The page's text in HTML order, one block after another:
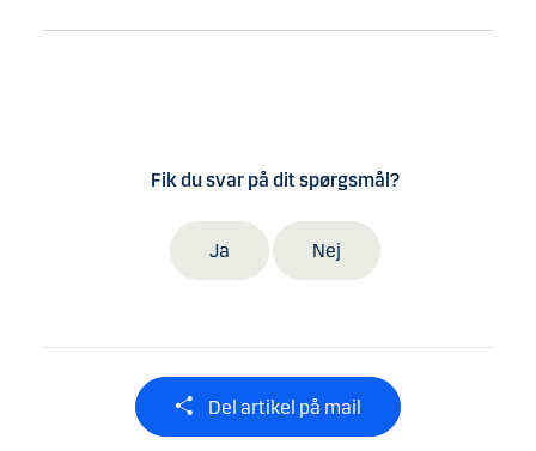
Fik du svar på dit spørgsmål?
Ja Nej
Del artikel på mail